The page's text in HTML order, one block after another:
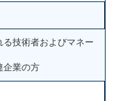
る技術者およびマネー
企業の方